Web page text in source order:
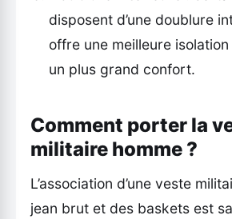
disposent d’une doublure
offre une meilleure
un plus grand confort.
Comment porter la
militaire homme ?
L’association d’une veste
jean brut et des baskets est